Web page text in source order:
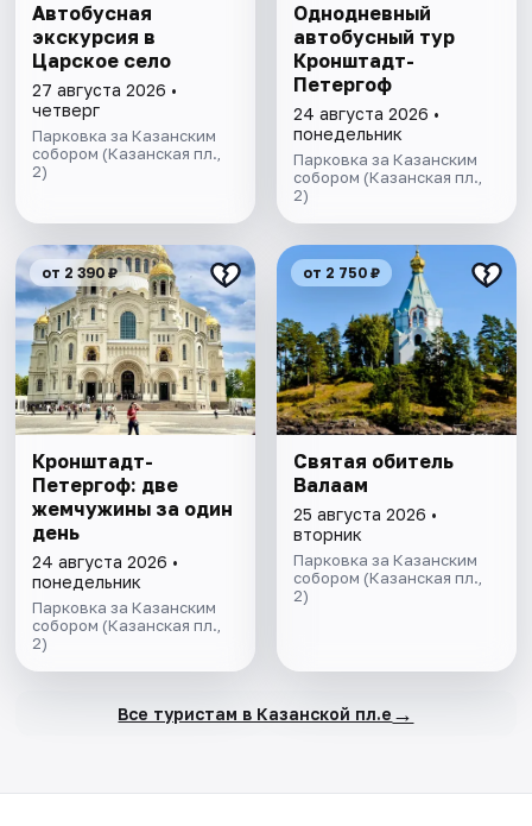
Автобусная
экскурсия в
Царское село
27 августа 2026 •
четверг
Парковка за Казанским
собором (Казанская пл.,
2)
Однодневный
автобусный тур
Кронштадт-
Петергоф
24 августа 2026 •
понедельник
Парковка за Казанским
собором (Казанская пл.,
2)
от 2 390 ₽
​​​​​​​Кронштадт-
Петергоф: две
жемчужины за один
день
24 августа 2026 •
понедельник
Парковка за Казанским
собором (Казанская пл.,
2)
от 2 750 ₽
Святая обитель
Валаам
25 августа 2026 •
вторник
Парковка за Казанским
собором (Казанская пл.,
2)
Все туристам в Казанской пл.е →